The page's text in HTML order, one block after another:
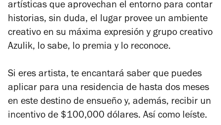
artísticas que aprovechan el entorno para contar
historias, sin duda, el lugar provee un ambiente
creativo en su máxima expresión y grupo creativo
Azulik, lo sabe, lo premia y lo reconoce.
Si eres artista, te encantará saber que puedes
aplicar para una residencia de hasta dos meses
en este destino de ensueño y, además, recibir un
incentivo de $100,000 dólares. Así como leíste.